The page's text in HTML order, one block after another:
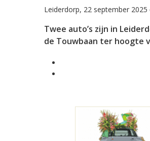
Leiderdorp, 22 september
Twee auto’s zijn in
de Touwbaan ter hoogte